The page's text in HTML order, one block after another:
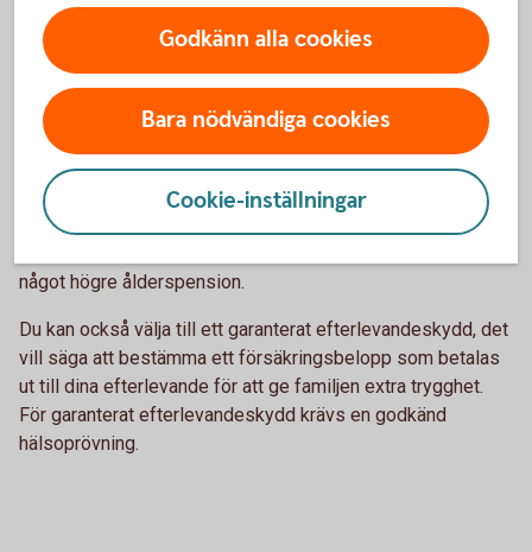
Skydd för efterlevande
Ditt pensionssparande tecknas automatiskt med
återbetalningsskydd. Det betyder att om du skulle avlida
betalas värdet av din pensionsförsäkring ut till dina
efterlevande. Om du väljer bort återbetalningsskyddet görs
något högre ålderspension.
Du kan också välja till ett garanterat efterlevandeskydd, det
vill säga att bestämma ett försäkringsbelopp som betalas
ut till dina efterlevande för att ge familjen extra trygghet.
För garanterat efterlevandeskydd krävs en godkänd
hälsoprövning.
Godkänn alla cookies
Bara nödvändiga cookies
Cookie-inställningar